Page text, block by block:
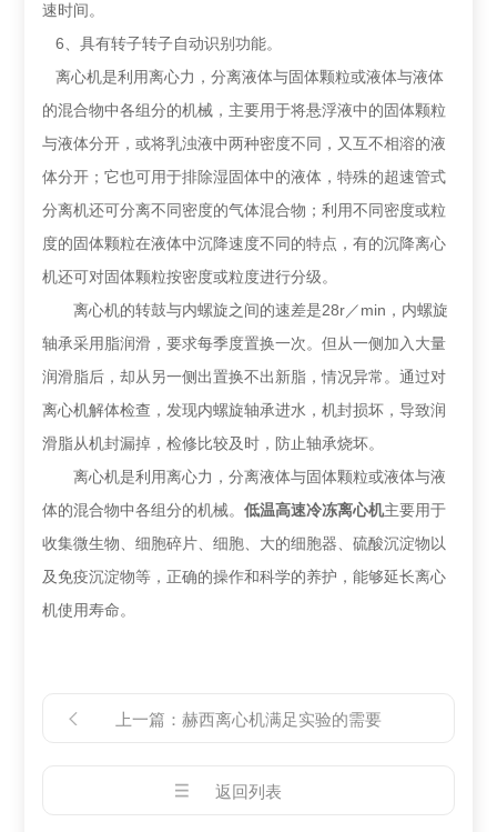
速时间。
6、具有转子转子自动识别功能。
离心机是利用离心力，分离液体与固体颗粒或液体与液体
的混合物中各组分的机械，主要用于将悬浮液中的固体颗粒
与液体分开，或将乳浊液中两种密度不同，又互不相溶的液
体分开；它也可用于排除湿固体中的液体，特殊的超速管式
分离机还可分离不同密度的气体混合物；利用不同密度或粒
度的固体颗粒在液体中沉降速度不同的特点，有的沉降离心
机还可对固体颗粒按密度或粒度进行分级。
离心机的转鼓与内螺旋之间的速差是28r／min，内螺旋
轴承采用脂润滑，要求每季度置换一次。但从一侧加入大量
润滑脂后，却从另一侧出置换不出新脂，情况异常。通过对
离心机解体检查，发现内螺旋轴承进水，机封损坏，导致润
滑脂从机封漏掉，检修比较及时，防止轴承烧坏。
离心机是利用离心力，分离液体与固体颗粒或液体与液
体的混合物中各组分的机械。低温高速冷冻离心机主要用于
收集微生物、细胞碎片、细胞、大的细胞器、硫酸沉淀物以
及免疫沉淀物等，正确的操作和科学的养护，能够延长离心
机使用寿命。
上一篇： 赫西离心机满足实验的需要
返回列表